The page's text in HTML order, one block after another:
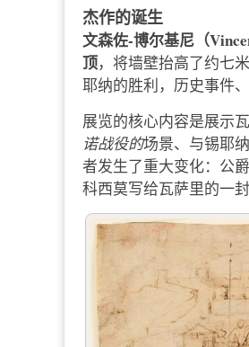
杰作的诞生
文森佐-博尔基尼（
顶，将墙壁抬高了约七
耶纳的胜利，历史事件
展览的核心内容是展示
诺战役的场景、与锡耶
者发生了重大变化：公
科西莫写给瓦萨里的一